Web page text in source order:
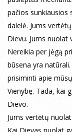
pačios sunkiausios
dalelė. Jums
Dievu. Jums
Nereikia per jėgą
būsena yra
prisiminti apie
Vienybę. Tada, kai
Dievo.
Jums vertėtų